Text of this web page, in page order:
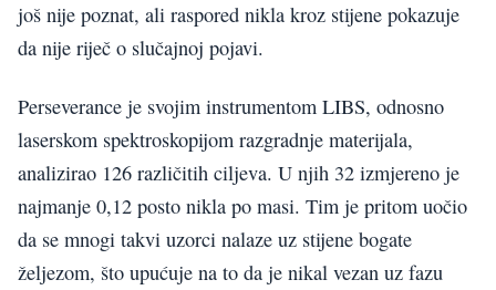
još nije poznat, ali raspored nikla kroz stijene pokazuje
da nije riječ o slučajnoj pojavi.
Perseverance je svojim instrumentom LIBS, odnosno
laserskom spektroskopijom razgradnje materijala,
analizirao 126 različitih ciljeva. U njih 32 izmjereno je
najmanje 0,12 posto nikla po masi. Tim je pritom uočio
da se mnogi takvi uzorci nalaze uz stijene bogate
željezom, što upućuje na to da je nikal vezan uz fazu